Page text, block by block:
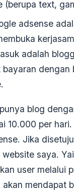
(berupa text,
adsense
adalah
dengan
blog
10.000 per
Jika
saya.
user melalui
mendapat